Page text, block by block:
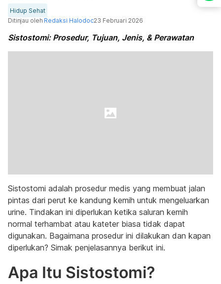
Hidup Sehat
Ditinjau oleh Redaksi Halodoc23 Februari 2026
Sistostomi: Prosedur, Tujuan, Jenis, & Perawatan
Sistostomi adalah prosedur medis yang membuat jalan
pintas dari perut ke kandung kemih untuk mengeluarkan
urine. Tindakan ini diperlukan ketika saluran kemih
normal terhambat atau kateter biasa tidak dapat
digunakan. Bagaimana prosedur ini dilakukan dan kapan
diperlukan? Simak penjelasannya berikut ini.
Apa Itu Sistostomi?